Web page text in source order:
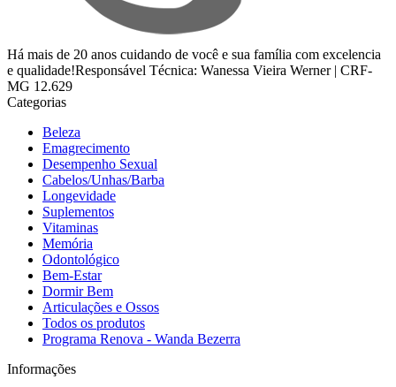
Há mais de 20 anos cuidando de você e sua família com excelencia
e qualidade!Responsável Técnica: Wanessa Vieira Werner | CRF-
MG 12.629
Categorias
Beleza
Emagrecimento
Desempenho Sexual
Cabelos/Unhas/Barba
Longevidade
Suplementos
Vitaminas
Memória
Odontológico
Bem-Estar
Dormir Bem
Articulações e Ossos
Todos os produtos
Programa Renova - Wanda Bezerra
Informações